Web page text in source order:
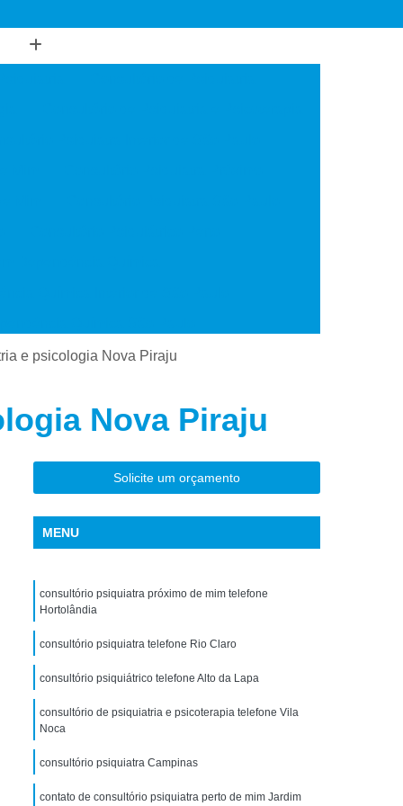
de Uso de Cocaína
de Uso de Drogas Sintéticas
de Uso de álcool
de Uso de Maconha
de Uso de Metanfetamina
de Uso de Substância
de Uso de êxtase
Tratamento para Ansiedade e Depressão
Interior de São Paulo
Transtorno de Ansiedade
e psicologia Nova Piraju
Nova Piraju
Solicite um orçamento
MENU
consultório psiquiatra próximo de mim telefone
Hortolândia
consultório psiquiatra telefone Rio Claro
consultório psiquiátrico telefone Alto da Lapa
consultório de psiquiatria e psicoterapia telefone Vila
Noca
consultório psiquiatra Campinas
contato de consultório psiquiatra perto de mim Jardim